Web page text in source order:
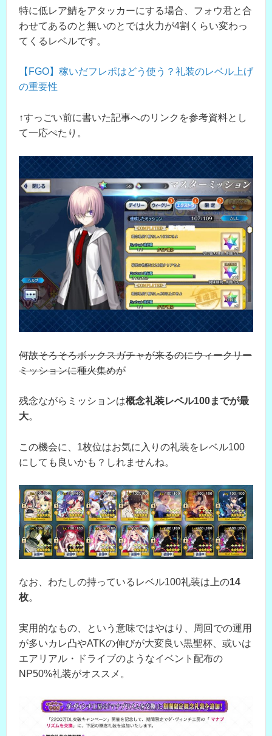
特に低レア鯖をアタッカーにする場合、フォウ君と合
わせてあるのと無いのとでは火力が4割くらい変わっ
てくるレベルです。
【FGO】稼いだフレポはどう使う？礼装のレベル上げ
の重要性
↑すっごい前に書いた記事へのリンクを参考資料とし
て一応ぺたり。
何故そろそろボックスガチャが来るのにウィークリー
ミッションに種火集めが
残念ながらミッションは概念礼装レベル100までが最
大。
この機会に、1枚位はお気に入りの礼装をレベル100
にしても良いかも？しれませんね。
なお、わたしの持っているレベル100礼装は上の14
枚。
実用的なもの、という意味ではやはり、周回での運用
が多いカレ凸やATKの伸びが大変良い黒聖杯、或いは
エアリアル・ドライブのようなイベント配布の
NP50%礼装がオススメ。